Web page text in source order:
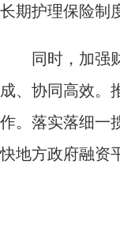
长期护理保险制
同时，加强财
成、协同高效。
作。落实落细一
快地方政府融资